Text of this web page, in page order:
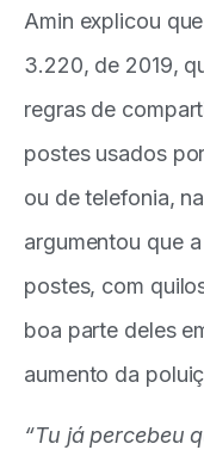
Amin explicou
3.220, de 2019,
regras de
postes usados
ou de telefonia,
argumentou que
postes, com
boa parte deles
aumento da
“Tu já percebeu